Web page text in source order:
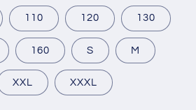
110 120 130
160 S M
XXL XXXL